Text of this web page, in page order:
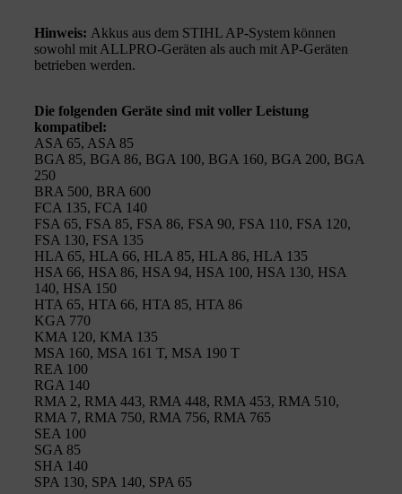
Hinweis: Akkus aus dem STIHL AP-System können
sowohl mit ALLPRO-Geräten als auch mit AP-Geräten
betrieben werden.
Die folgenden Geräte sind mit voller Leistung
kompatibel:
ASA 65, ASA 85
BGA 85, BGA 86, BGA 100, BGA 160, BGA 200, BGA
250
BRA 500, BRA 600
FCA 135, FCA 140
FSA 65, FSA 85, FSA 86, FSA 90, FSA 110, FSA 120,
FSA 130, FSA 135
HLA 65, HLA 66, HLA 85, HLA 86, HLA 135
HSA 66, HSA 86, HSA 94, HSA 100, HSA 130, HSA
140, HSA 150
HTA 65, HTA 66, HTA 85, HTA 86
KGA 770
KMA 120, KMA 135
MSA 160, MSA 161 T, MSA 190 T
REA 100
RGA 140
RMA 2, RMA 443, RMA 448, RMA 453, RMA 510,
RMA 7, RMA 750, RMA 756, RMA 765
SEA 100
SGA 85
SHA 140
SPA 130, SPA 140, SPA 65